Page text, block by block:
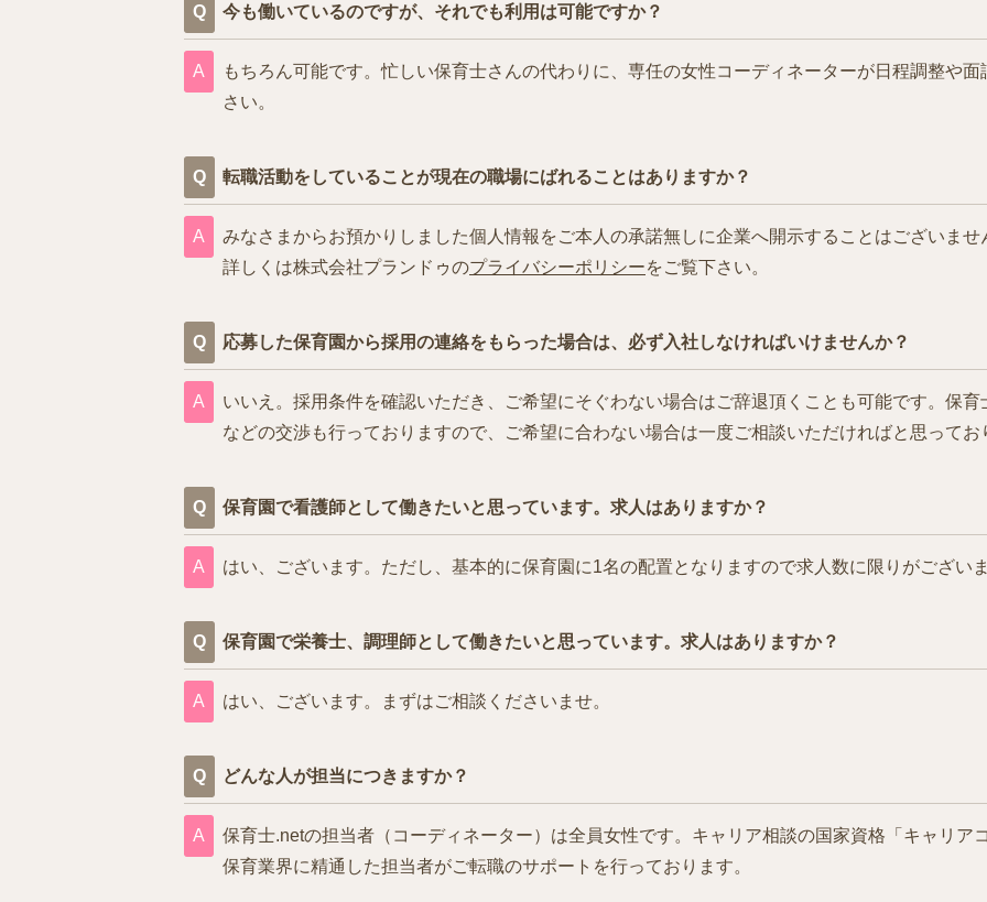
今も働いているのですが、それでも利用は可能ですか？
もちろん可能です。忙しい保育士さんの代わりに、専任の女性コーディネーターが日程調整や
さい。
転職活動をしていることが現在の職場にばれることはありますか？
みなさまからお預かりしました個人情報をご本人の承諾無しに企業へ開示することはございませ
詳しくは株式会社プランドゥのプライバシーポリシーをご覧下さい。
応募した保育園から採用の連絡をもらった場合は、必ず入社しなければいけませんか？
いいえ。採用条件を確認いただき、ご希望にそぐわない場合はご辞退頂くことも可能です。保
などの交渉も行っておりますので、ご希望に合わない場合は一度ご相談いただければと思ってお
保育園で看護師として働きたいと思っています。求人はありますか？
はい、ございます。ただし、基本的に保育園に1名の配置となりますので求人数に限りがござい
保育園で栄養士、調理師として働きたいと思っています。求人はありますか？
はい、ございます。まずはご相談くださいませ。
どんな人が担当につきますか？
保育士.netの担当者（コーディネーター）は全員女性です。キャリア相談の国家資格「キャリア
保育業界に精通した担当者がご転職のサポートを行っております。